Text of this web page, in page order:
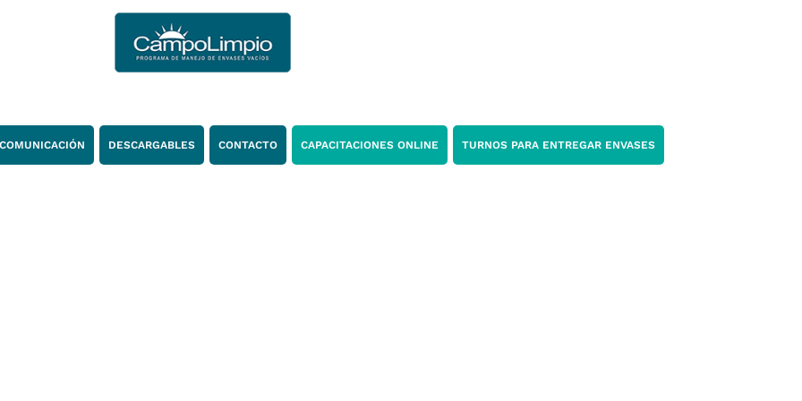
COMUNICACIÓN DESCARGABLES CONTACTO CAPACITACIONES ONLINE TURNOS PARA ENTREGAR ENVASES